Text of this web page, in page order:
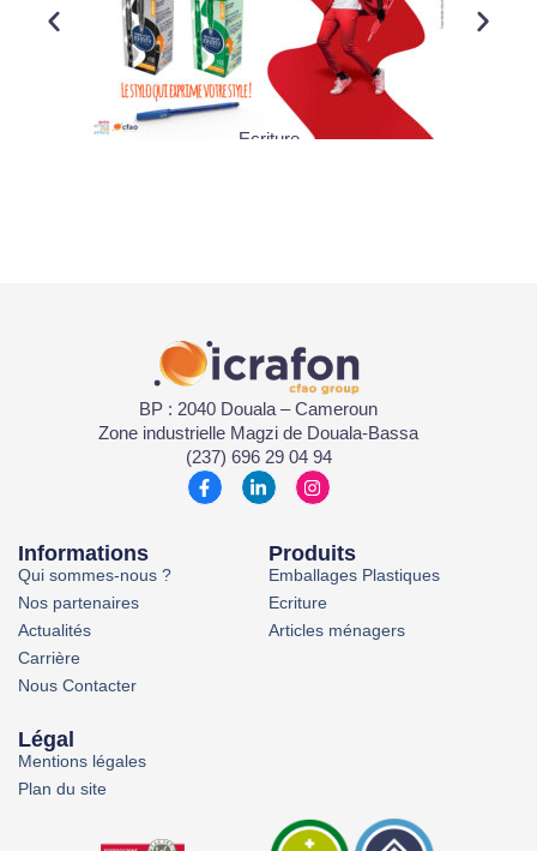
Ecriture
BP : 2040 Douala – Cameroun
Zone industrielle Magzi de Douala-Bassa
(237) 696 29 04 94
Informations
Qui sommes-nous ?
Nos partenaires
Actualités
Carrière
Nous Contacter
Produits
Emballages Plastiques
Ecriture
Articles ménagers
Légal
Mentions légales
Plan du site